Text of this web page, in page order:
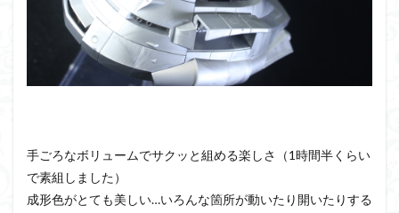
手ごろなボリュームでサクッと組める楽しさ（1時間半くらい
で素組しました）
成形色がとても美しい…いろんな箇所が動いたり開いたりする